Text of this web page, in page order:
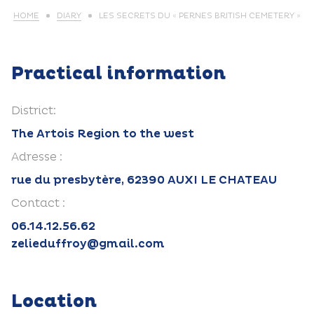
HOME DIARY LES SECRETS DU « PERNES BRITISH CEMETERY »
Practical information
District:
The Artois Region to the west
Adresse :
rue du presbytère, 62390 AUXI LE CHATEAU
Contact :
06.14.12.56.62
zelieduffroy@gmail.com
Location